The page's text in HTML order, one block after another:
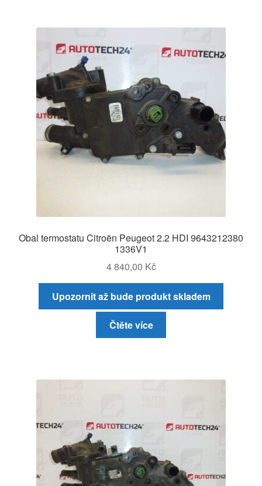
Obal termostatu Citroën Peugeot 2.2 HDI 9643212380
1336V1
4 840,00 Kč
Upozornit až bude produkt skladem
Čtěte více